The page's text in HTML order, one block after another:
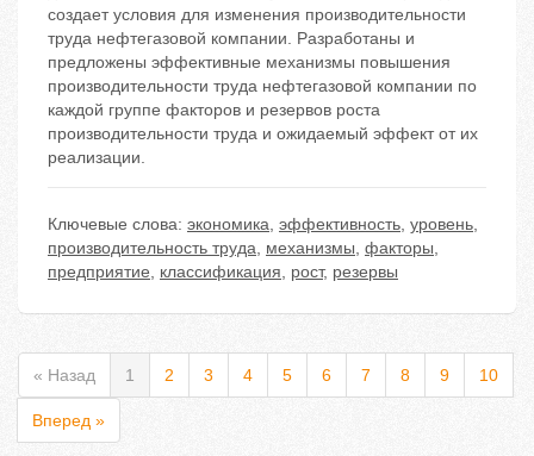
создает условия для изменения производительности
труда нефтегазовой компании. Разработаны и
предложены эффективные механизмы повышения
производительности труда нефтегазовой компании по
каждой группе факторов и резервов роста
производительности труда и ожидаемый эффект от их
реализации.
Ключевые слова: экономика, эффективность, уровень,
производительность труда, механизмы, факторы,
предприятие, классификация, рост, резервы
« Назад 1 2 3 4 5 6 7 8 9 10
Вперед »